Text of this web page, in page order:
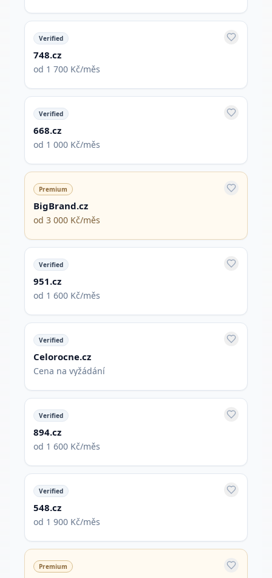
Verified
748.cz
od 1 700 Kč/měs
Verified
668.cz
od 1 000 Kč/měs
Premium
BigBrand.cz
od 3 000 Kč/měs
Verified
951.cz
od 1 600 Kč/měs
Verified
Celorocne.cz
Cena na vyžádání
Verified
894.cz
od 1 600 Kč/měs
Verified
548.cz
od 1 900 Kč/měs
Premium